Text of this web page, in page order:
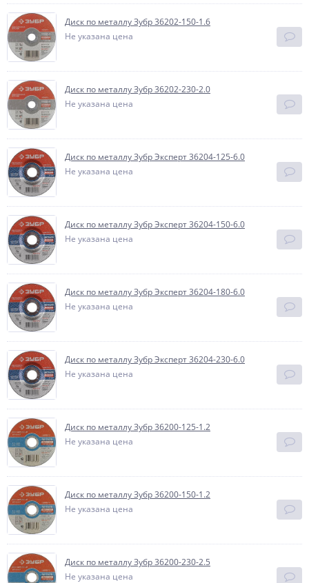
Диск по металлу Зубр 36202-150-1.6
Не указана цена
Диск по металлу Зубр 36202-230-2.0
Не указана цена
Диск по металлу Зубр Эксперт 36204-125-6.0
Не указана цена
Диск по металлу Зубр Эксперт 36204-150-6.0
Не указана цена
Диск по металлу Зубр Эксперт 36204-180-6.0
Не указана цена
Диск по металлу Зубр Эксперт 36204-230-6.0
Не указана цена
Диск по металлу Зубр 36200-125-1.2
Не указана цена
Диск по металлу Зубр 36200-150-1.2
Не указана цена
Диск по металлу Зубр 36200-230-2.5
Не указана цена